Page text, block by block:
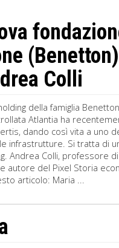
Colli
della famiglia
Atlantia ha
dando così vita a uno
infrastrutture. Si tratta di
Andrea Colli, professore
autore del Pixel Storia
articolo: Maria ...